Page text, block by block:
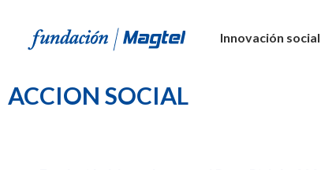
Innovación social
ACCION SOCIAL